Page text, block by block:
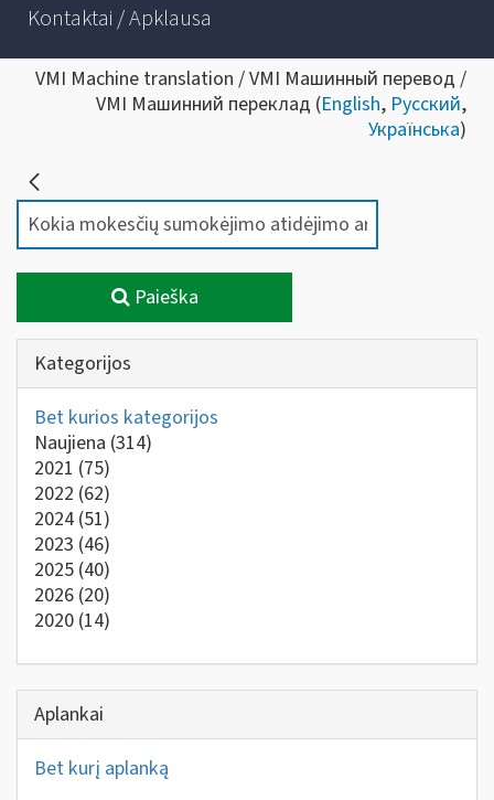
Kontaktai / Apklausa
VMI Machine translation / VMI Машинный перевод /
VMI Машинний переклад (English, Русский,
Українська)
Paieška
Kategorijos
Bet kurios kategorijos
Naujiena (314)
2021 (75)
2022 (62)
2024 (51)
2023 (46)
2025 (40)
2026 (20)
2020 (14)
Aplankai
Bet kurį aplanką